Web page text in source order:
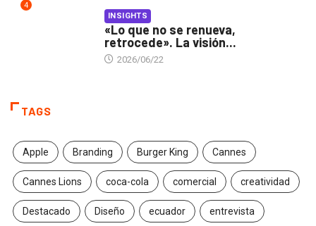
4
INSIGHTS
«Lo que no se renueva,
retrocede». La visión...
2026/06/22
TAGS
Apple Branding Burger King Cannes
Cannes Lions coca-cola comercial creatividad
Destacado Diseño ecuador entrevista